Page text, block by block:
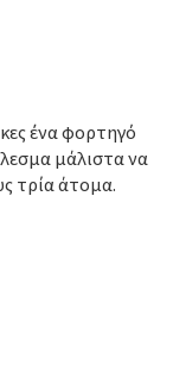
ένα φορτηγό
μάλιστα να
τρία άτομα.